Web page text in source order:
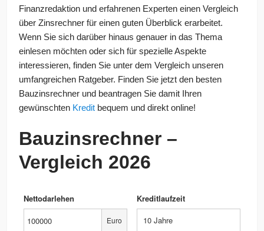
Finanzredaktion und erfahrenen Experten einen Vergleich
über Zinsrechner für einen guten Überblick erarbeitet.
Wenn Sie sich darüber hinaus genauer in das Thema
einlesen möchten oder sich für spezielle Aspekte
interessieren, finden Sie unter dem Vergleich unseren
umfangreichen Ratgeber. Finden Sie jetzt den besten
Bauzinsrechner und beantragen Sie damit Ihren
gewünschten Kredit bequem und direkt online!
Bauzinsrechner –
Vergleich 2026
Nettodarlehen
Euro
Kreditlaufzeit